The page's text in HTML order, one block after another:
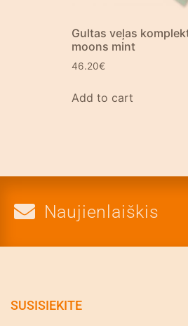
Gultas veļas
moons mint
46.20€
Add to cart
Naujienlaiškis
SUSISIEKITE